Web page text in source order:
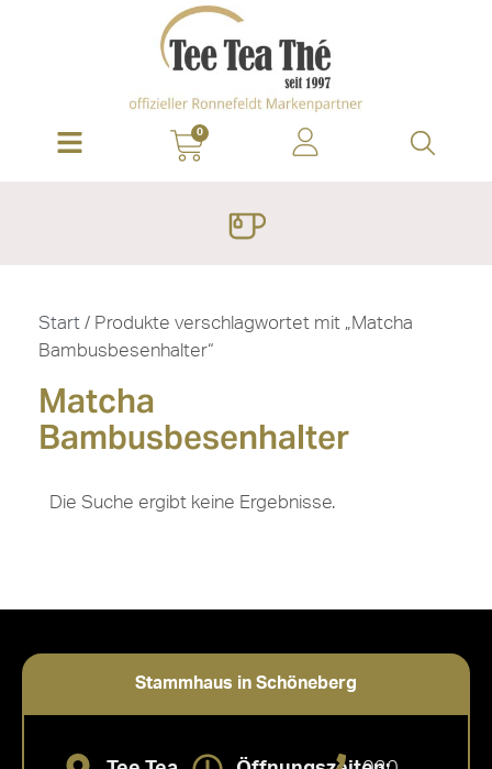
0
Start / Produkte verschlagwortet mit „Matcha
Bambusbesenhalter“
Matcha
Bambusbesenhalter
Die Suche ergibt keine Ergebnisse.
Stammhaus in Schöneberg